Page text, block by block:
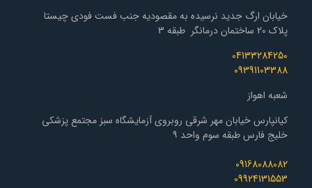
خیابان ارگ جدید نرسیده به مقصودیه جنب فست فودی چیستا
پلاک 20 ساختمان درمانگر طبقه 3
04133284250
09391103388
شعبه اهواز
کیانپارس خیابان مهر شرقی روبروی آزمایشگاه سبز مجتمع پزشکی
خلیج فارس طبقه سوم واحد ۹
09168088082
09924131553